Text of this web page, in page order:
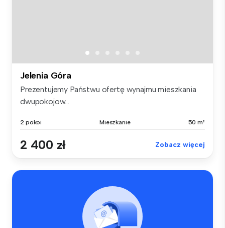
Jelenia Góra
Prezentujemy Państwu ofertę wynajmu mieszkania
dwupokojow...
2 pokoi Mieszkanie 50 m²
2 400 zł Zobacz więcej